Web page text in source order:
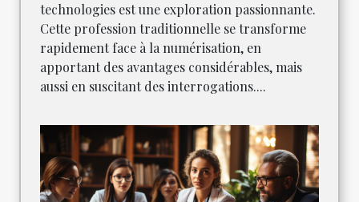
technologies est une exploration passionnante.
Cette profession traditionnelle se transforme
rapidement face à la numérisation, en
apportant des avantages considérables, mais
aussi en suscitant des interrogations....